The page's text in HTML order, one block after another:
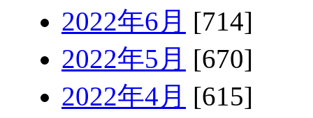
2022年6月 [714]
2022年5月 [670]
2022年4月 [615]